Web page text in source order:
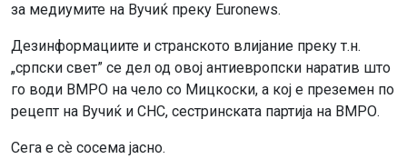
за медиумите на Вучиќ преку Euronews.
Дезинформациите и странското влијание преку т.н.
„српски свет” се дел од овој антиевропски наратив што
го води ВМРО на чело со Мицкоски, а кој е преземен по
рецепт на Вучиќ и СНС, сестринската партија на ВМРО.
Сега е сѐ сосема јасно.